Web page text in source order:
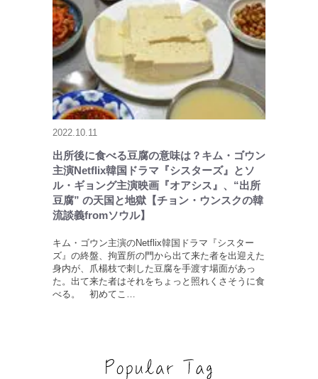
2022.10.11
出所後に食べる豆腐の意味は？キム・ゴウン
主演Netflix韓国ドラマ『シスターズ』とソ
ル・ギョング主演映画『オアシス』、“出所
豆腐” の天国と地獄【チョン・ウンスクの韓
流談義fromソウル】
キム・ゴウン主演のNetflix韓国ドラマ『シスター
ズ』の終盤、拘置所の門から出て来た者を出迎えた
身内が、爪楊枝で刺した豆腐を手渡す場面があっ
た。出て来た者はそれをちょっと照れくさそうに食
べる。 初めてこ…